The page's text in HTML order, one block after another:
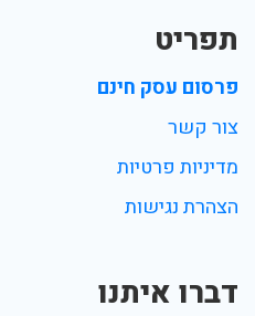
תפריט
פרסום עסק חינם
צור קשר
מדיניות פרטיות
הצהרת נגישות
דברו איתנו